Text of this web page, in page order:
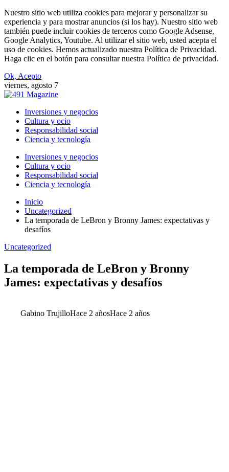
Nuestro sitio web utiliza cookies para mejorar y personalizar su
experiencia y para mostrar anuncios (si los hay). Nuestro sitio web
también puede incluir cookies de terceros como Google Adsense,
Google Analytics, Youtube. Al utilizar el sitio web, usted acepta el
uso de cookies. Hemos actualizado nuestra Política de Privacidad.
Haga clic en el botón para consultar nuestra Política de privacidad.
Ok, Acepto
viernes, agosto 7
Inversiones y negocios
Cultura y ocio
Responsabilidad social
Ciencia y tecnología
Inversiones y negocios
Cultura y ocio
Responsabilidad social
Ciencia y tecnología
Inicio
Uncategorized
La temporada de LeBron y Bronny James: expectativas y
desafíos
Uncategorized
La temporada de LeBron y Bronny
James: expectativas y desafíos
Gabino TrujilloHace 2 añosHace 2 años